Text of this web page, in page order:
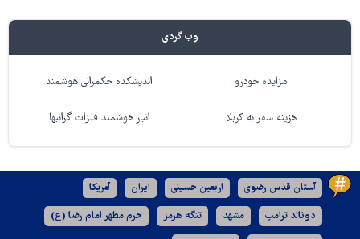
وب گردی
مزایده خودرو اندیشکده حکمرانی هوشمند
هزینه سفر به کربلا انبار هوشمند فلزات گرانبها
آستان قدس رضوی اربعین حسینی ایران آمریکا
دونالد ترامپ مشهد تنگه هرمز حرم مطهر امام رضا (ع)